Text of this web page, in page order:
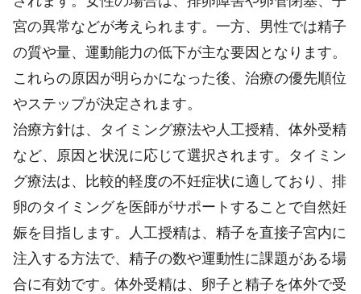
宮の異常などが考えられます。一方、男性では精子
の質や量、運動能力の低下が主な要因となります。
これらの原因が明らかになった後、治療の優先順位
やステップが決定されます。
治療方針は、タイミング療法や人工授精、体外受精
など、原因と状況に応じて選択されます。タイミン
グ療法は、比較的軽度の不妊症状に適しており、排
卵のタイミングを医師がサポートすることで自然妊
娠を目指します。人工授精は、精子を直接子宮内に
注入する方法で、精子の数や運動性に課題がある場
合に有効です。体外受精は、卵子と精子を体外で受